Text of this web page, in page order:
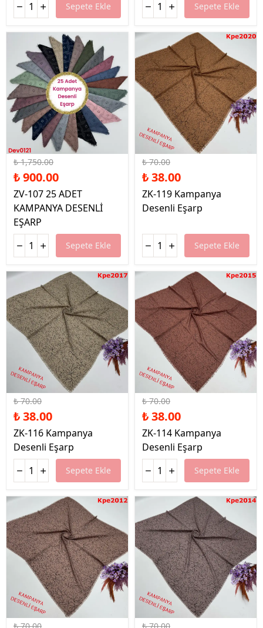
Sepete Ekle Sepete Ekle
%49 İndirim
₺ 1,750.00
₺ 900.00
ZV-107 25 ADET
KAMPANYA DESENLİ
EŞARP
Sepete Ekle
%46 İndirim
₺ 70.00
₺ 38.00
ZK-119 Kampanya
Desenli Eşarp
Sepete Ekle
%46 İndirim
₺ 70.00
₺ 38.00
ZK-116 Kampanya
Desenli Eşarp
Sepete Ekle
%46 İndirim
₺ 70.00
₺ 38.00
ZK-114 Kampanya
Desenli Eşarp
Sepete Ekle
%46 İndirim %46 İndirim